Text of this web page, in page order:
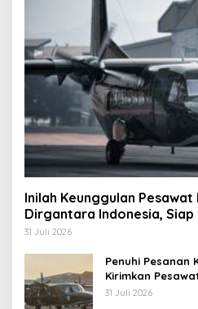
Inilah Keunggulan Pesawat
Dirgantara Indonesia,
Operasi TNI
31 Juli 2026
Penuhi Pesanan
Kirimkan
AU
31 Juli 2026